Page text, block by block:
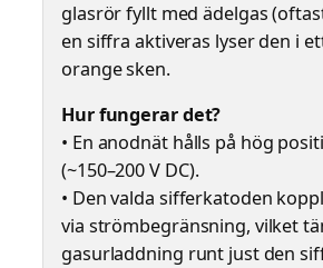
glasrör fyllt med ädelgas
en siffra aktiveras lyser den i
orange sken.
Hur fungerar det?
• En anodnät hålls på hög
(~150–200 V DC).
• Den valda sifferkatoden
via strömbegränsning, vilket
gasurladdning runt just den